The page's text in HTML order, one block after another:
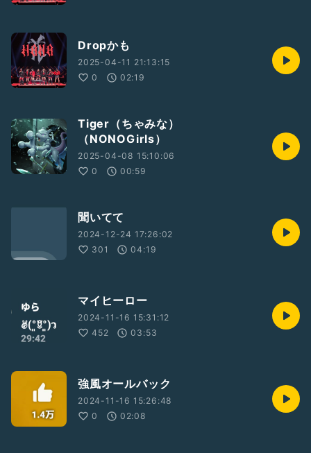
Dropかも
2025-04-11 21:13:15
0
02:19
Tiger（ちゃみな）
（NONOGirls）
2025-04-08 15:10:06
0
00:59
聞いてて
2024-12-24 17:26:02
301
04:19
マイヒーロー
2024-11-16 15:31:12
452
03:53
強風オールバック
2024-11-16 15:26:48
0
02:08